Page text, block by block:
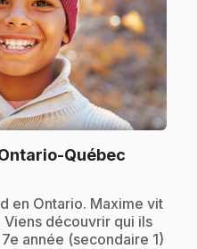
Québec
en Ontario. Maxime vit
découvrir qui ils
année (secondaire 1)